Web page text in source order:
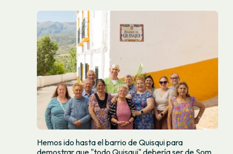
Hemos ido hasta el barrio de Quisqui para